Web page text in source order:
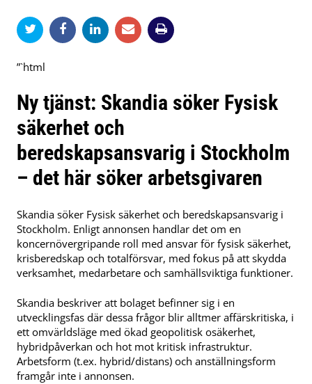
”`html
Ny tjänst: Skandia söker Fysisk
säkerhet och
beredskapsansvarig i Stockholm
– det här söker arbetsgivaren
Skandia söker Fysisk säkerhet och beredskapsansvarig i
Stockholm. Enligt annonsen handlar det om en
koncernövergripande roll med ansvar för fysisk säkerhet,
krisberedskap och totalförsvar, med fokus på att skydda
verksamhet, medarbetare och samhällsviktiga funktioner.
Skandia beskriver att bolaget befinner sig i en
utvecklingsfas där dessa frågor blir alltmer affärskritiska, i
ett omvärldsläge med ökad geopolitisk osäkerhet,
hybridpåverkan och hot mot kritisk infrastruktur.
Arbetsform (t.ex. hybrid/distans) och anställningsform
framgår inte i annonsen.